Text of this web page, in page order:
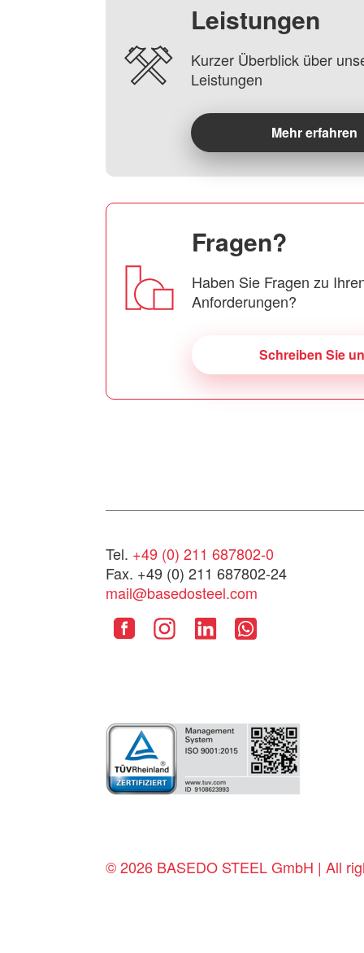
Leistungen
Kurzer Überblick über
Leistungen
Mehr erfahren
Fragen?
Haben Sie Fragen zu
Anforderungen?
Schreiben Sie
Tel. +49 (0) 211 687802-0
Fax. +49 (0) 211 687802-24
mail@basedosteel.com
© 2026 BASEDO STEEL GmbH | All